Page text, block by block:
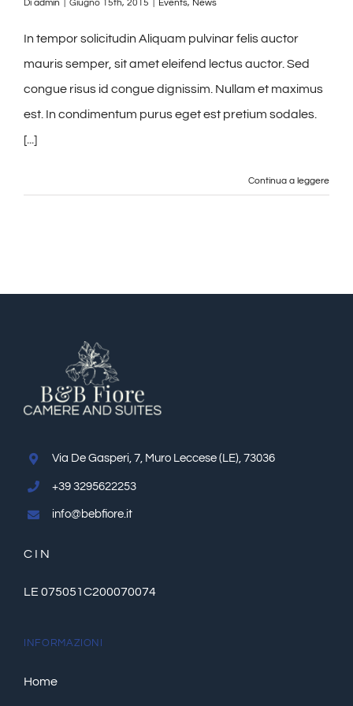
Di admin Giugno 15th, 2015 Events, News
In tempor solicitudin Aliquam pulvinar felis auctor
mauris semper, sit amet eleifend lectus auctor. Sed
congue risus id congue dignissim. Nullam et maximus
est. In condimentum purus eget est pretium sodales.
[...]
Continua a leggere
Via De Gasperi, 7, Muro Leccese (LE), 73036
+39 3295622253
info@bebfiore.it
C I N
LE 075051C200070074
INFORMAZIONI
Home